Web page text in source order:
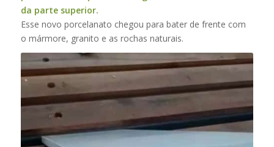
da parte superior.
Esse novo porcelanato chegou para bater de frente com
o mármore, granito e as rochas naturais.